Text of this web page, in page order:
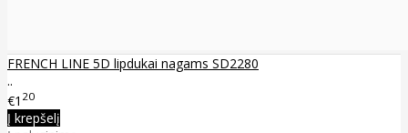
FRENCH LINE 5D lipdukai nagams SD2280
..
€1 20
Į krepšelį